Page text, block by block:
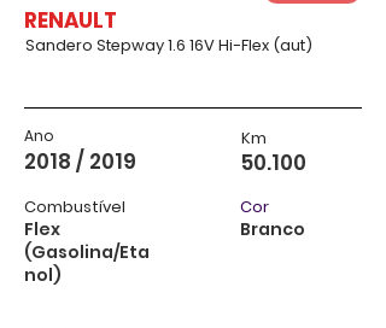
RENAULT
Sandero Stepway 1.6 16V Hi-Flex (aut)
Ano
2018 / 2019
Combustível
Flex
(Gasolina/Eta
nol)
Km
50.100
Cor
Branco